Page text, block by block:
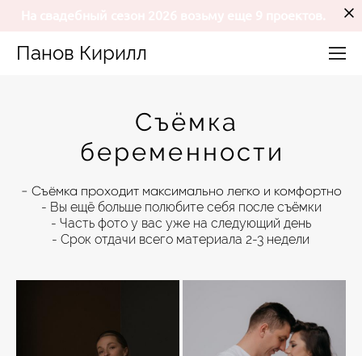
Панов Кирилл
Съёмка
беременности
- Съёмка проходит максимально легко и комфортно
- Вы ещё больше полюбите себя после съёмки
- Часть фото у вас уже на следующий день
- Срок отдачи всего материала 2-3 недели